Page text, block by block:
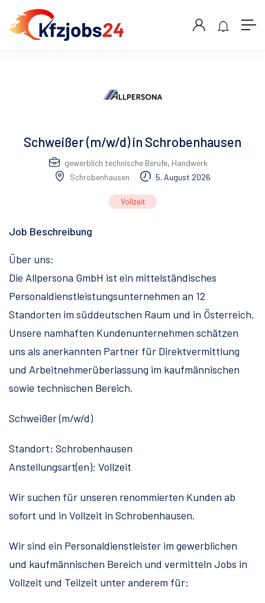
Schweißer (m/w/d) in Schrobenhausen
gewerblich technische Berufe, Handwerk
Schrobenhausen
5. August 2026
Vollzeit
Job Beschreibung
Über uns:
Die Allpersona GmbH ist ein mittelständisches
Personaldienstleistungsunternehmen an 12
Standorten im süddeutschen Raum und in Österreich.
Unsere namhaften Kundenunternehmen schätzen
uns als anerkannten Partner für Direktvermittlung
und Arbeitnehmerüberlassung im kaufmännischen
sowie technischen Bereich.
Schweißer (m/w/d)
Standort: Schrobenhausen
Anstellungsart(en): Vollzeit
Wir suchen für unseren renommierten Kunden ab
sofort und in Vollzeit in Schrobenhausen.
Wir sind ein Personaldienstleister im gewerblichen
und kaufmännischen Bereich und vermitteln Jobs in
Vollzeit und Teilzeit unter anderem für: